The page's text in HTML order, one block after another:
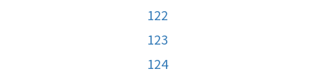
122
123
124